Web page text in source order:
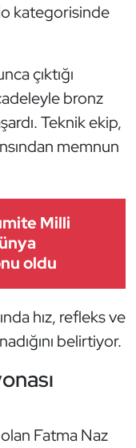
kategorisinde
çıktığı
bronz
Teknik ekip,
memnun
Milli
oldu
hız, refleks ve
belirtiyor.
Fatma Naz